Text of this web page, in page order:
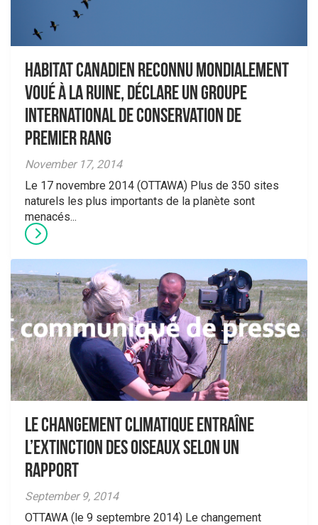
Habitat canadien reconnu mondialement
voué à la ruine, déclare un groupe
international de conservation de
premier rang
November 17, 2014
Le 17 novembre 2014 (OTTAWA) Plus de 350 sites
naturels les plus importants de la planète sont
menacés...
Le changement climatique entraîne
l’extinction des oiseaux selon un
rapport
September 9, 2014
OTTAWA (le 9 septembre 2014) Le changement